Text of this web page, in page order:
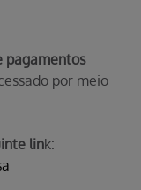
pagamentos
por meio
link: